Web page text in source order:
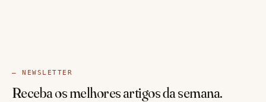
— NEWSLETTER
Receba os melhores artigos da semana.